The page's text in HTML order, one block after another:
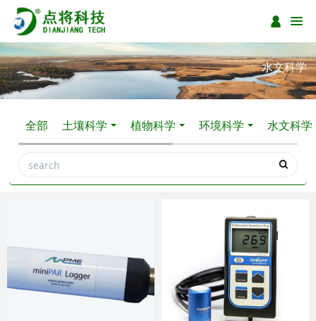
水文科学
全部 土壤科学 植物科学 环境科学 水文科学